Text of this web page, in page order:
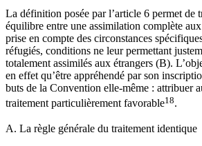
La définition posée par l’article 6 permet de
équilibre entre une assimilation complète
prise en compte des circonstances
réfugiés, conditions ne leur permettant
totalement assimilés aux étrangers (B).
en effet qu’être appréhendé par son
buts de la Convention elle-même : attribuer
traitement particulièrement favorable18.
A. La règle générale du traitement identique